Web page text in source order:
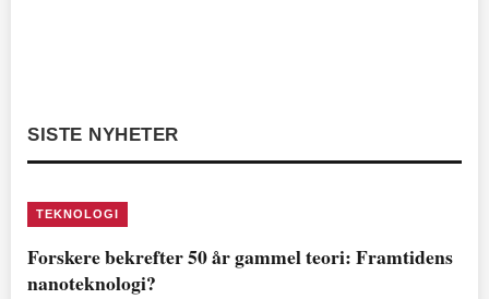
SISTE NYHETER
TEKNOLOGI
Forskere bekrefter 50 år gammel teori: Framtidens
nanoteknologi?